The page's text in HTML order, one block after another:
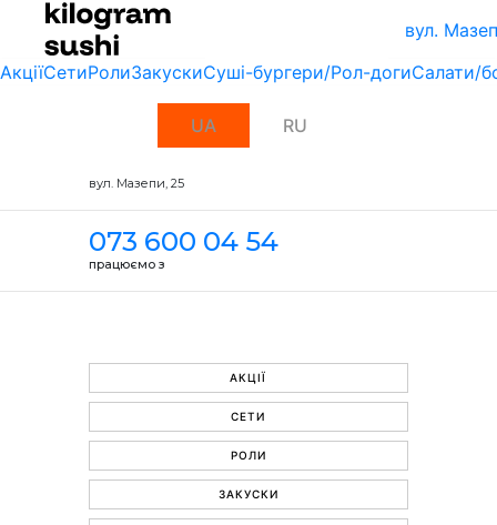
вул.
АкціїСетиРолиЗакускиСуші-бургери/Рол-догиСалати/
UA RU
вул. Мазепи, 25
073 600 04 54
працюємо з
АКЦІЇ
СЕТИ
РОЛИ
ЗАКУСКИ